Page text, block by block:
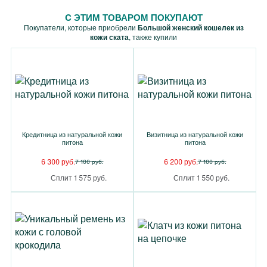
C ЭТИМ ТОВАРОМ ПОКУПАЮТ
Покупатели, которые приобрели Большой женский кошелек из
кожи ската, также купили
Кредитница из натуральной кожи
питона
6 300 руб.7 100 руб.
Сплит 1 575 руб.
Визитница из натуральной кожи
питона
6 200 руб.7 100 руб.
Сплит 1 550 руб.